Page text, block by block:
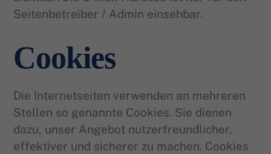
Seitenbetreiber / Admin einsehbar.
Cookies
Die Internetseiten verwenden an mehreren
Stellen so genannte Cookies. Sie dienen
dazu, unser Angebot nutzerfreundlicher,
effektiver und sicherer zu machen. Cookies